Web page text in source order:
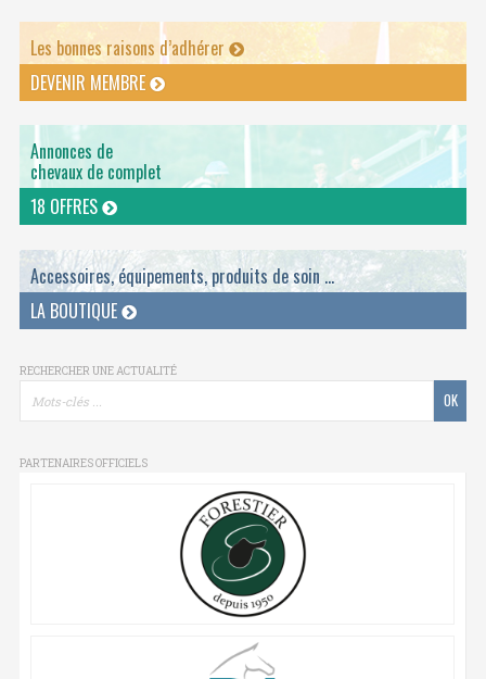
Les bonnes raisons d’adhérer
DEVENIR MEMBRE
Annonces de
chevaux de complet
18 OFFRES
Accessoires, équipements, produits de soin ...
LA BOUTIQUE
RECHERCHER UNE ACTUALITÉ
PARTENAIRES OFFICIELS